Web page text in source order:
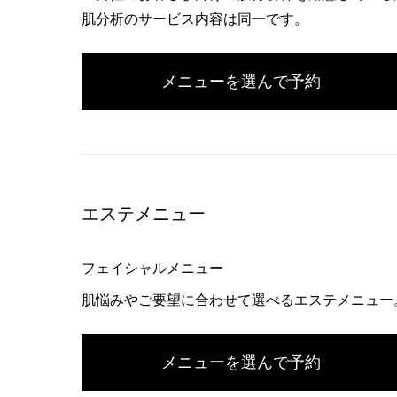
肌分析のサービス内容は同一です。
メニューを選んで予約
エステメニュー
フェイシャルメニュー
肌悩みやご要望に合わせて選べるエステメニュー
メニューを選んで予約